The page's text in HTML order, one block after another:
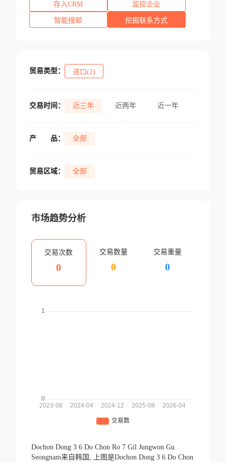
存入CRM 监控企业
智能搜邮 挖掘联系方式
贸易类型： 进口(2)
交易时间： 近三年 近两年 近一年
产 品： 全部
贸易区域： 全部
市场趋势分析
交易次数
0
交易数量
0
交易重量
0
Dochon Dong 3 6 Do Chon Ro 7 Gil Jungwon Gu
Seongnam来自韩国,
上图是Dochon Dong 3 6 Do Chon